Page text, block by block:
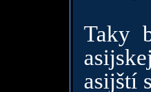
Taky
asijští